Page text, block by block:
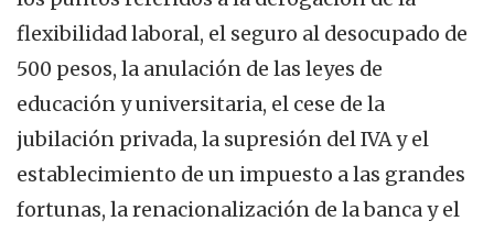
flexibilidad laboral, el seguro al desocupado de
500 pesos, la anulación de las leyes de
educación y universitaria, el cese de la
jubilación privada, la supresión del IVA y el
establecimiento de un impuesto a las grandes
fortunas, la renacionalización de la banca y el